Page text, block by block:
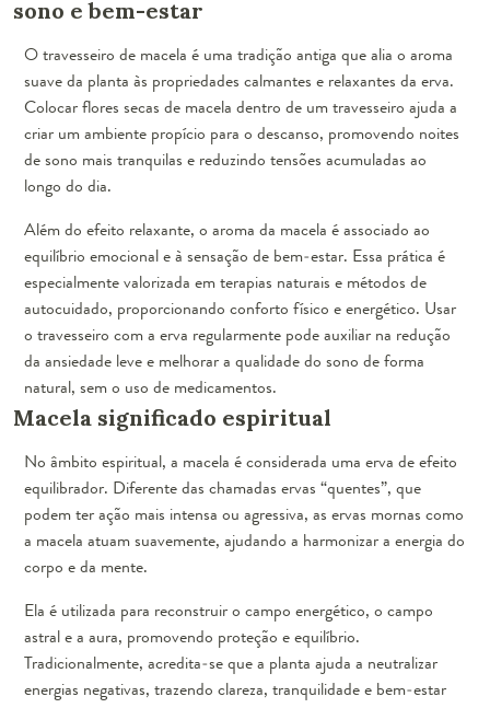
sono e bem-estar
O travesseiro de macela é uma tradição antiga que alia o aroma
suave da planta às propriedades calmantes e relaxantes da erva.
Colocar flores secas de macela dentro de um travesseiro ajuda a
criar um ambiente propício para o descanso, promovendo noites
de sono mais tranquilas e reduzindo tensões acumuladas ao
longo do dia.
Além do efeito relaxante, o aroma da macela é associado ao
equilíbrio emocional e à sensação de bem-estar. Essa prática é
especialmente valorizada em terapias naturais e métodos de
autocuidado, proporcionando conforto físico e energético. Usar
o travesseiro com a erva regularmente pode auxiliar na redução
da ansiedade leve e melhorar a qualidade do sono de forma
natural, sem o uso de medicamentos.
Macela significado espiritual
No âmbito espiritual, a macela é considerada uma erva de efeito
equilibrador. Diferente das chamadas ervas “quentes”, que
podem ter ação mais intensa ou agressiva, as ervas mornas como
a macela atuam suavemente, ajudando a harmonizar a energia do
corpo e da mente.
Ela é utilizada para reconstruir o campo energético, o campo
astral e a aura, promovendo proteção e equilíbrio.
Tradicionalmente, acredita-se que a planta ajuda a neutralizar
energias negativas, trazendo clareza, tranquilidade e bem-estar